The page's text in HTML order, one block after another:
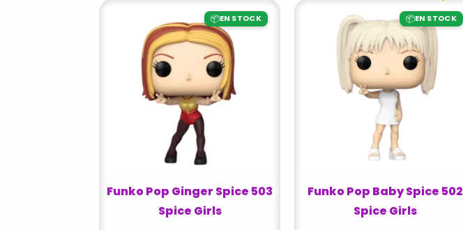
📦EN STOCK
Funko Pop Ginger Spice 503
Spice Girls
📦EN STOCK
Funko Pop Baby Spice 502
Spice Girls